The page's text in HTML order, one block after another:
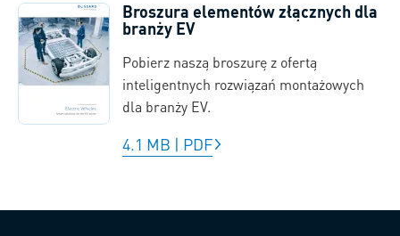
Broszura elementów złącznych dla
branży EV
Pobierz naszą broszurę z ofertą
inteligentnych rozwiązań montażowych
dla branży EV.
4.1 MB | PDF